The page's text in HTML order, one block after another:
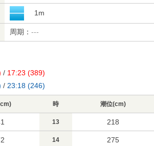
1m
周期： ---
/ 17:23 (389)
/ 23:18 (246)
時 潮位(cm)
13 218
14 275